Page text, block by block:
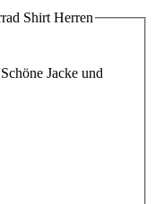
Shirt Herren
Jacke und